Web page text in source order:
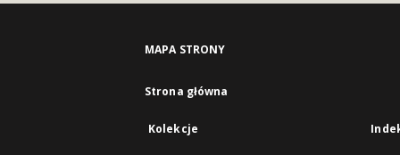
MAPA STRONY
Strona główna
Kolekcje